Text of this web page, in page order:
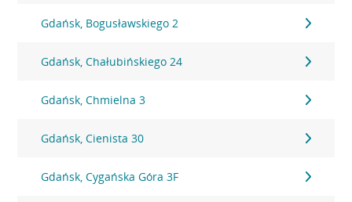
Gdańsk, Bogusławskiego 2
Gdańsk, Chałubińskiego 24
Gdańsk, Chmielna 3
Gdańsk, Cienista 30
Gdańsk, Cygańska Góra 3F